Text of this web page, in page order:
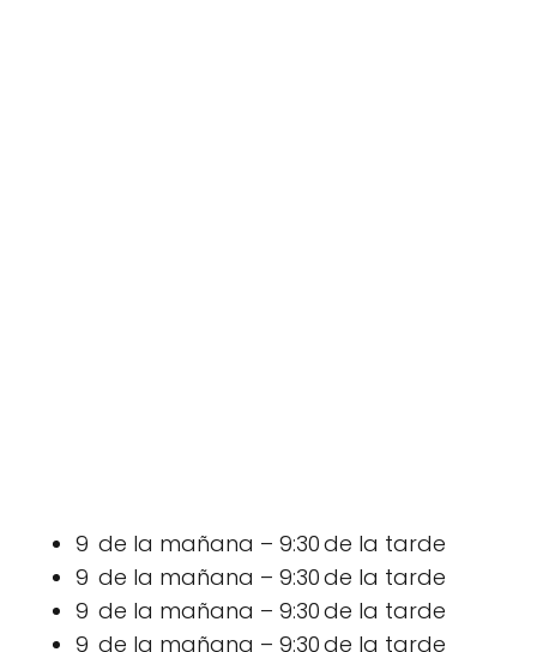
9 de la mañana – 9:30 de la tarde
9 de la mañana – 9:30 de la tarde
9 de la mañana – 9:30 de la tarde
9 de la mañana – 9:30 de la tarde